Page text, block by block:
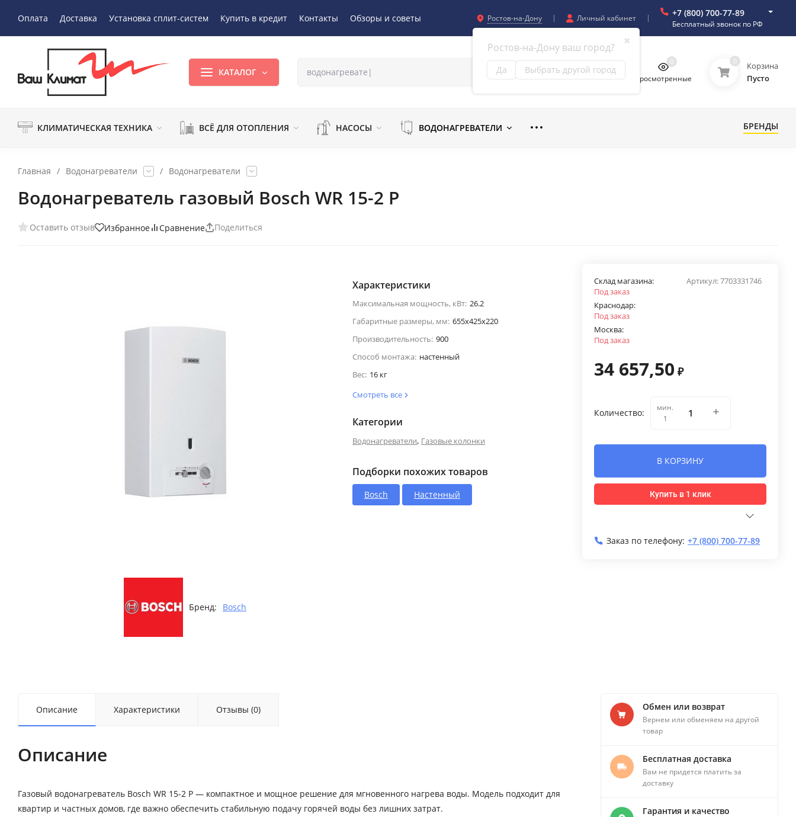
Оплата Доставка Установка сплит-систем Купить в кредит Контакты Обзоры и советы Ростов-на-Дону
✖
Ростов-на-Дону ваш город?
Да Выбрать другой город
Личный кабинет +7 (800) 700-77-89
Бесплатный звонок по РФ
КАТАЛОГ
Просмотренные
0 0
Корзина
Пусто
КЛИМАТИЧЕСКАЯ ТЕХНИКА ВСЁ ДЛЯ ОТОПЛЕНИЯ НАСОСЫ ВОДОНАГРЕВАТЕЛИ БРЕНДЫ
Главная / Водонагреватели / Водонагреватели
Водонагреватель газовый Bosch WR 15-2 P
Оставить отзыв Избранное Сравнение Поделиться
Бренд: Bosch
Характеристики
Максимальная мощность, кВт: 26.2
Габаритные размеры, мм: 655х425х220
Производительность: 900
Способ монтажа: настенный
Вес: 16 кг
Смотреть все
Категории
Водонагреватели, Газовые колонки
Подборки похожих товаров
Bosch Настенный
Артикул:7703331746
Склад магазина:
Под заказ
Краснодар:
Под заказ
Москва:
Под заказ
34 657,50 ₽
Количество:
мин.
1
В КОРЗИНУ
Купить в 1 клик
Заказ по телефону: +7 (800) 700-77-89
Описание Характеристики Отзывы (0)
Описание
Газовый водонагреватель Bosch WR 15-2 P — компактное и мощное решение для мгновенного нагрева воды. Модель подходит для
квартир и частных домов, где важно обеспечить стабильную подачу горячей воды без лишних затрат.
Обмен или возврат
Вернем или обменяем на другой
товар
Бесплатная доставка
Вам не придется платить за
доставку
Гарантия и качество